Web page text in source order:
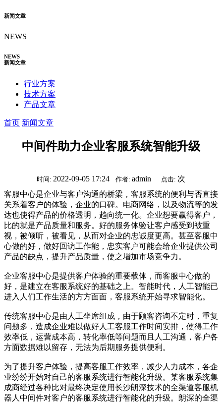
新闻文章
NEWS
NEWS
新闻文章
行业方案
技术方案
产品文章
首页 新闻文章
中间件助力企业客服系统智能升级
时间: 2022-09-05 17:24 作者: admin 点击: 次
客服中心是企业与客户沟通的桥梁，客服系统的便利与否直接
关系着客户的体验，企业的口碑。电商网络，以及物流等的发
达也使得产品的价格透明，趋向统一化。企业想要赢得客户，
比的就是产品质量和服务。好的服务体验让客户感受到被重
视，被倾听，被看见，从而对企业的忠诚度更高。甚至客服中
心做的好，做好回访工作能，忠实客户可能会给企业提供公司
产品的缺点，提升产品质量，使之增加市场竞争力。
企业客服中心是提供客户体验的重要载体，而客服中心做的
好，是建立在客服系统好的基础之上。智能时代，人工智能已
进入人们工作生活的方方面面，客服系统开始寻求智能化。
传统客服中心是由人工坐席组成，由于顾客咨询不定时，重复
问题多，造成企业难以做好人工客服工作时间安排，使得工作
效率低，运营成本高，转化率低等问题而且人工沟通，客户各
方面数据难以留存，无法为后期服务提供便利。
为了提升客户体验，提高客服工作效率，减少人力成本，各企
业纷纷开始对自己的客服系统进行智能化升级。某客服系统集
成商经过各种比对最终决定使用长沙朗深技术的全渠道客服机
器人中间件对客户的客服系统进行智能化的升级。朗深的全渠